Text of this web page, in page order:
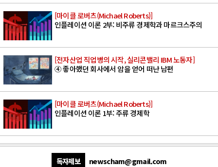
[마이클 로버츠(Michael Roberts)]
인플레이션 이론 2부: 비주류 경제학과 마르크스주의
[전자산업 직업병의 시작, 실리콘밸리 IBM 노동자]
④ 좋아했던 회사에서 암을 얻어 떠난 남편
[마이클 로버츠(Michael Roberts)]
인플레이션 이론 1부: 주류 경제학
독자제보 newscham@gmail.com